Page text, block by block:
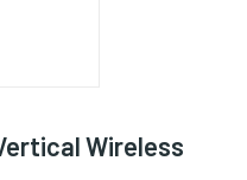
Wireless